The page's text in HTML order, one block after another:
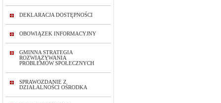
DEKLARACJA DOSTĘPNOŚCI
OBOWIĄZEK INFORMACYJNY
GMINNA STRATEGIA
ROZWIĄZYWANIA
PROBLEMÓW SPOŁECZNYCH
SPRAWOZDANIE Z
DZIAŁALNOŚCI OŚRODKA